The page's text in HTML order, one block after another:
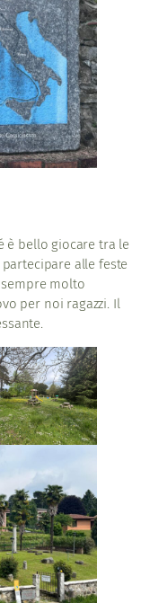
è bello giocare tra le
alle feste
molto
per noi ragazzi. Il